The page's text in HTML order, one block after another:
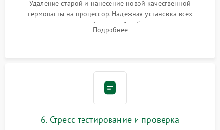
Удаление старой и нанесение новой качественной
термопасты на процессор. Надежная установка всех
комплектующих в слоты. Грамотный кабель-менеджмент для
обеспечения правильной циркуляции воздуха внутри
Подробнее
6. Стресс-тестирование и проверка